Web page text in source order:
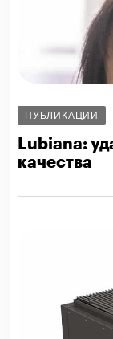
ПУБЛИКАЦИИ
Lubiana:
качества